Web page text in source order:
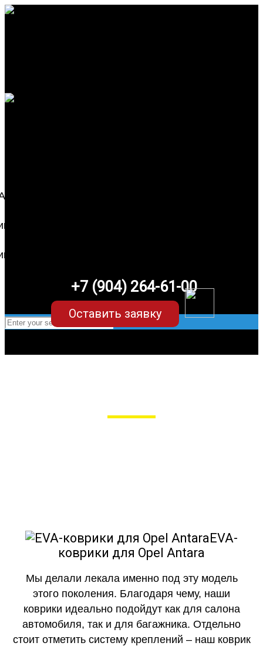
+7 (904) 264-61-00
Оставить заявку
EVA-
коврики для Opel Antara
Мы делали лекала именно под эту модель
этого поколения. Благодаря чему, наши
коврики идеально подойдут как для салона
автомобиля, так и для багажника. Отдельно
стоит отметить систему креплений – наш коврик